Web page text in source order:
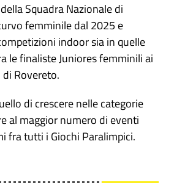
Squadra Nazionale di
femminile dal 2025 e
indoor sia in quelle
le finaliste Juniores femminili ai
Rovereto.
di crescere nelle categorie
al maggior numero di eventi
fra tutti i Giochi Paralimpici.